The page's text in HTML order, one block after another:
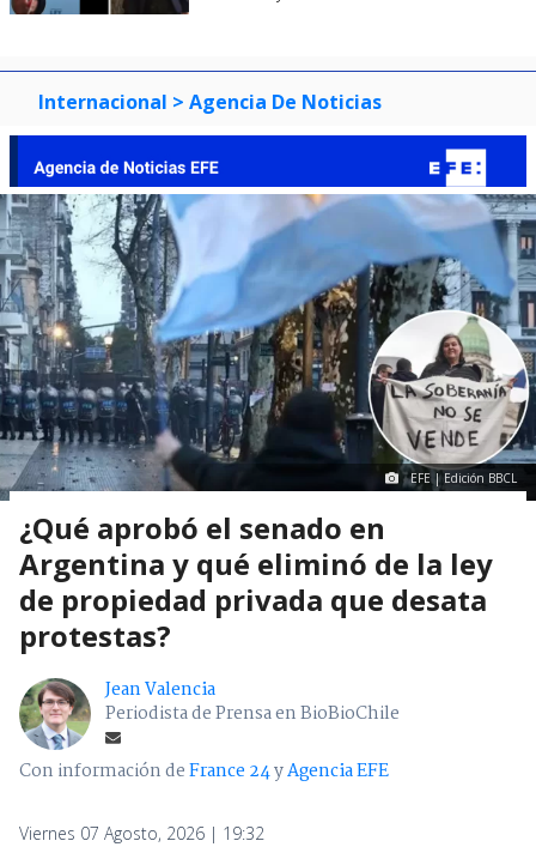
Internacional > Agencia De Noticias
EFE | Edición BBCL
¿Qué aprobó el senado en
Argentina y qué eliminó de la ley
de propiedad privada que desata
protestas?
Jean Valencia
Periodista de Prensa en BioBioChile
Con información deFrance 24yAgencia EFE
Viernes 07 Agosto, 2026 | 19:32